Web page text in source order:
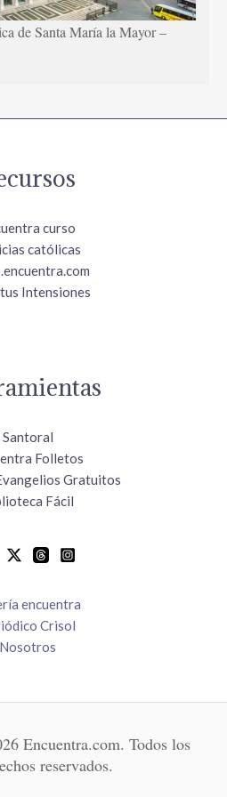
de Santa María la Mayor –
curso
católicas
Intensiones
Santoral
Folletos
Gratuitos
Fácil
encuentra
Crisol
Nosotros
Encuentra.com. Todos los
reservados.